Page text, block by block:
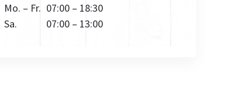
Mo. – Fr. 07:00 – 18:30
Sa.
07:00 – 13:00